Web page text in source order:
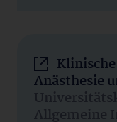
Anästhesie
Allgemeine